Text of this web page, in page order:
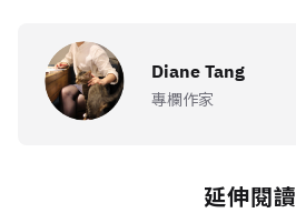
Diane Tang
專欄作家
延伸閱讀